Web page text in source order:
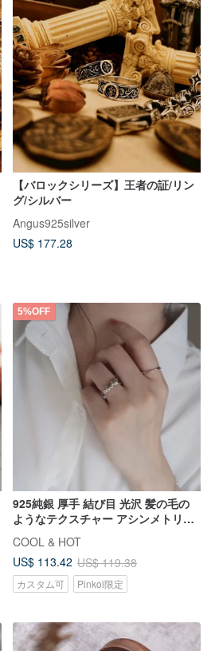
【バロックシリーズ】王者の証/リン
グ/シルバー
Angus925silver
US$ 177.28
5%OFF
925純銀 厚手 結び目 光沢 髪の毛の
ようなテクスチャー アシンメトリー
ング
COOL & HOT
US$ 113.42 US$ 119.38
カスタム可 Pinkoi限定